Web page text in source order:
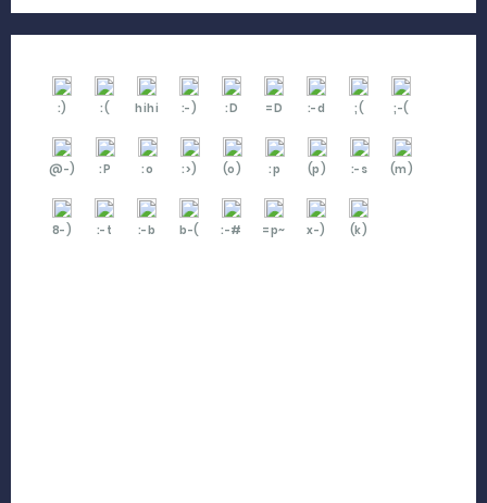
:) :( hihi :-) :D =D :-d ;( ;-(
@-) :P :o :>) (o) :p (p) :-s (m)
8-) :-t :-b b-( :-# =p~ x-) (k)